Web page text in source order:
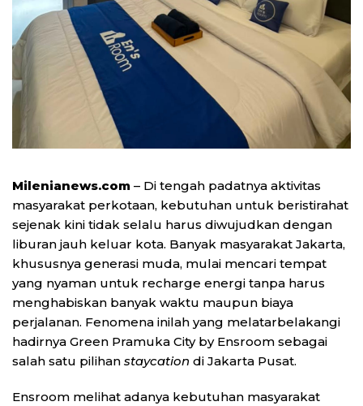
Milenianews.com – Di tengah padatnya aktivitas
masyarakat perkotaan, kebutuhan untuk beristirahat
sejenak kini tidak selalu harus diwujudkan dengan
liburan jauh keluar kota. Banyak masyarakat Jakarta,
khususnya generasi muda, mulai mencari tempat
yang nyaman untuk recharge energi tanpa harus
menghabiskan banyak waktu maupun biaya
perjalanan. Fenomena inilah yang melatarbelakangi
hadirnya Green Pramuka City by Ensroom sebagai
salah satu pilihan staycation di Jakarta Pusat.
Ensroom melihat adanya kebutuhan masyarakat